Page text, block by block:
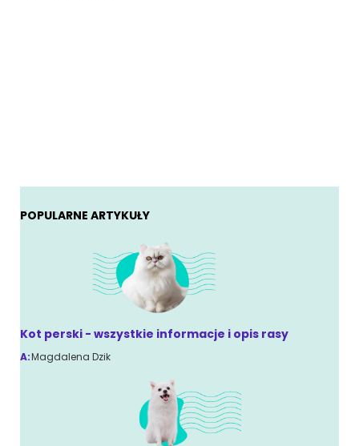
POPULARNE ARTYKUŁY
Kot perski - wszystkie informacje i opis rasy
A:Magdalena Dzik